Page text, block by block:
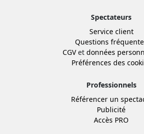
Spectateurs
Service client
Questions
CGVet données
Préférences des
Professionnels
Référencer un
Publicité
Accès PRO